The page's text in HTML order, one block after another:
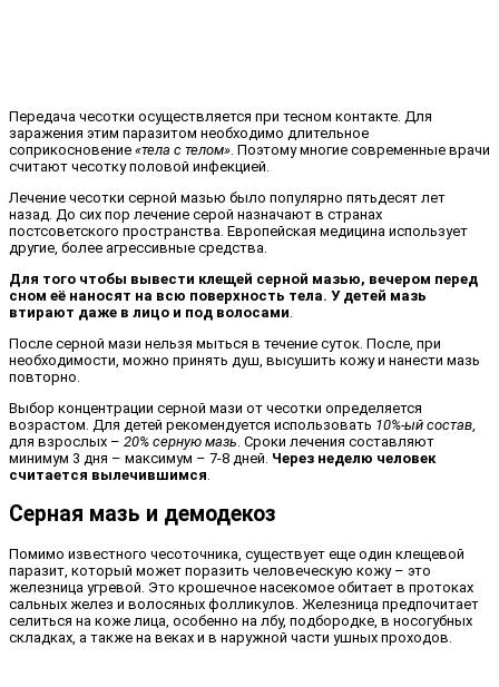
Передача чесотки осуществляется при тесном контакте. Для
заражения этим паразитом необходимо длительное
соприкосновение «тела с телом». Поэтому многие современные врачи
считают чесотку половой инфекцией.
Лечение чесотки серной мазью было популярно пятьдесят лет
назад. До сих пор лечение серой назначают в странах
постсоветского пространства. Европейская медицина использует
другие, более агрессивные средства.
Для того чтобы вывести клещей серной мазью, вечером перед
сном её наносят на всю поверхность тела. У детей мазь
втирают даже в лицо и под волосами.
После серной мази нельзя мыться в течение суток. После, при
необходимости, можно принять душ, высушить кожу и нанести мазь
повторно.
Выбор концентрации серной мази от чесотки определяется
возрастом. Для детей рекомендуется использовать 10%-ый состав,
для взрослых – 20% серную мазь. Сроки лечения составляют
минимум 3 дня – максимум – 7-8 дней. Через неделю человек
считается вылечившимся.
Серная мазь и демодекоз
Помимо известного чесоточника, существует еще один клещевой
паразит, который может поразить человеческую кожу – это
железница угревой. Это крошечное насекомое обитает в протоках
сальных желез и волосяных фолликулов. Железница предпочитает
селиться на коже лица, особенно на лбу, подбородке, в носогубных
складках, а также на веках и в наружной части ушных проходов.